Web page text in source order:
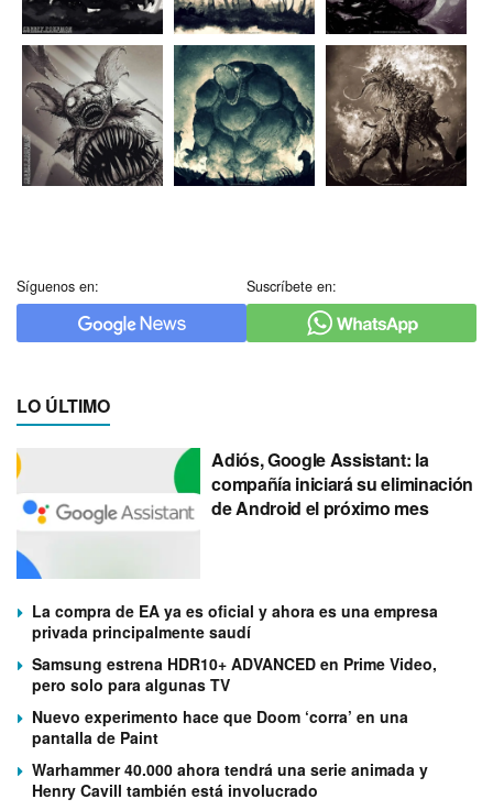
Síguenos en: Suscríbete en:
LO ÚLTIMO
Adiós, Google Assistant: la
compañía iniciará su eliminación
de Android el próximo mes
La compra de EA ya es oficial y ahora es una empresa
privada principalmente saudí
Samsung estrena HDR10+ ADVANCED en Prime Video,
pero solo para algunas TV
Nuevo experimento hace que Doom ‘corra’ en una
pantalla de Paint
Warhammer 40.000 ahora tendrá una serie animada y
Henry Cavill también está involucrado